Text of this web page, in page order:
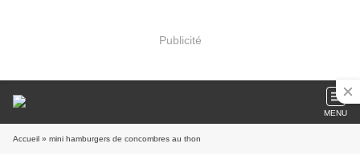
Publicité
MENU
Accueil » mini hamburgers de concombres au thon